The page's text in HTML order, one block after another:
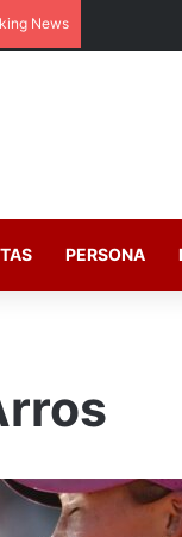
News
PERSONA